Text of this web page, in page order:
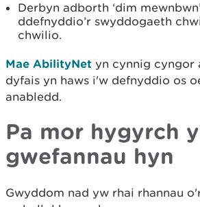
Derbyn adborth ‘dim
ddefnyddio’r swyddogaeth
chwilio.
Mae AbilityNet yn cynnig cyngor
dyfais yn haws i'w defnyddio os
anabledd.
Pa mor hygyrch
gwefannau hyn
Gwyddom nad yw rhai rhannau